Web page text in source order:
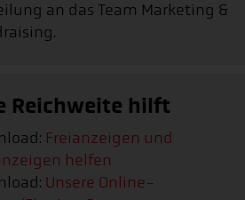
an das Team Marketing &
Reichweite hilft
Freianzeigen und
helfen
Unsere Online-